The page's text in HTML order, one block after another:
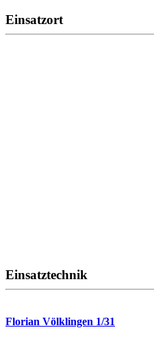
Einsatzort
Einsatztechnik
Florian Völklingen 1/31